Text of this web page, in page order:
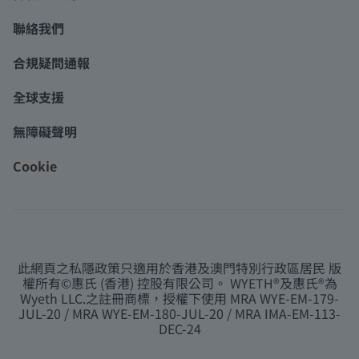
聯絡我們
合規疑問通報
全球支援
無障礙聲明
Cookie
此網頁之私隱政策只適用於香港及澳門特別行政區居民 版
權所有©惠氏 (香港) 控股有限公司。 WYETH®及惠氏®為
Wyeth LLC.之註冊商標，授權下使用 MRA WYE-EM-179-
JUL-20 / MRA WYE-EM-180-JUL-20 / MRA IMA-EM-113-
DEC-24